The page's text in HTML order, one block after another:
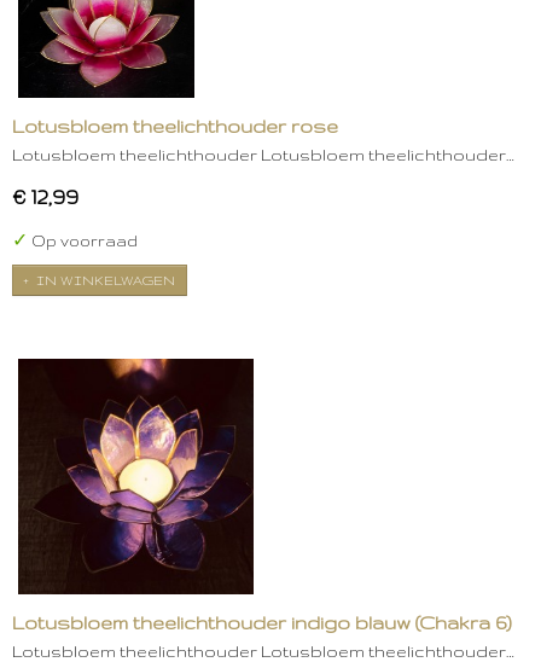
Lotusbloem theelichthouder rose
Lotusbloem theelichthouder Lotusbloem theelichthouder…
€ 12,99
✓ Op voorraad
IN WINKELWAGEN
Lotusbloem theelichthouder indigo blauw (Chakra 6)
Lotusbloem theelichthouder Lotusbloem theelichthouder…